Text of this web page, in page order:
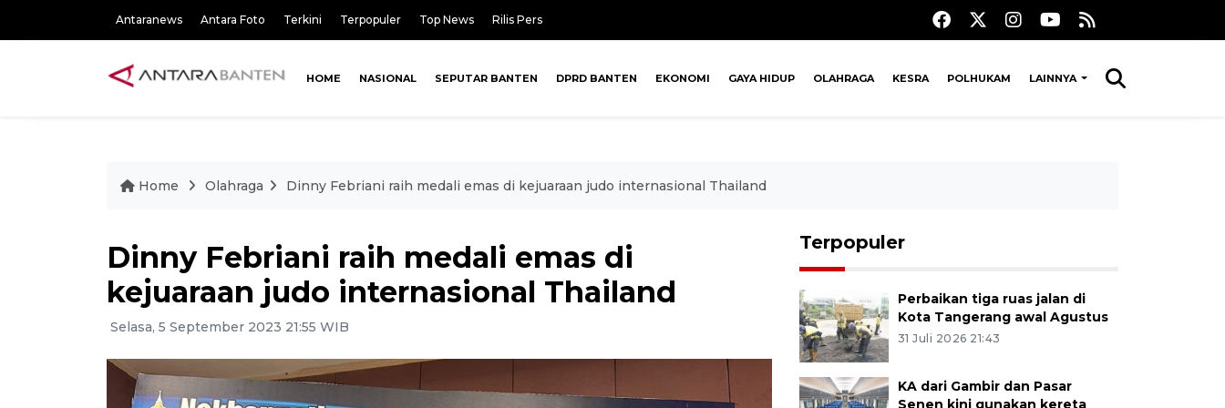
Antaranews Antara Foto Terkini Terpopuler Top News Rilis Pers
HOME NASIONAL SEPUTAR BANTEN DPRD BANTEN EKONOMI GAYA HIDUP OLAHRAGA KESRA POLHUKAM LAINNYA
Home Olahraga Dinny Febriani raih medali emas di kejuaraan judo internasional Thailand
Dinny Febriani raih medali emas di
kejuaraan judo internasional Thailand
Selasa, 5 September 2023 21:55 WIB
Terpopuler
Perbaikan tiga ruas jalan di
Kota Tangerang awal Agustus
31 Juli 2026 21:43
KA dari Gambir dan Pasar
Senen kini gunakan kereta